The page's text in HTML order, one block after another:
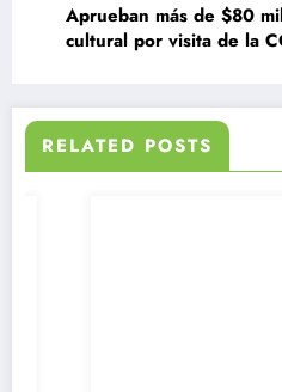
Aprueban más de $80
cultural por visita de la
RELATED POSTS